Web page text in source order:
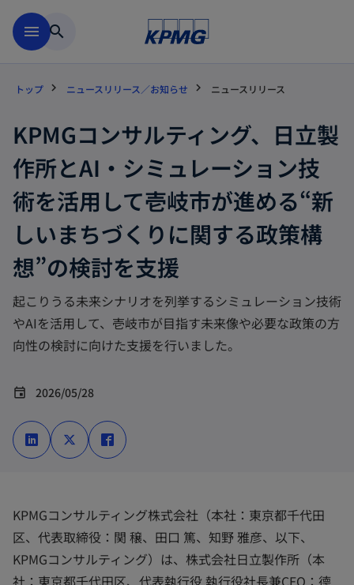
menu search
トップ ニュースリリース／お知らせ ニュースリリース
KPMGコンサルティング、日立製
作所とAI・シミュレーション技
術を活用して壱岐市が進める“新
しいまちづくりに関する政策構
想”の検討を支援
起こりうる未来シナリオを列挙するシミュレーション技術
やAIを活用して、壱岐市が目指す未来像や必要な政策の方
向性の検討に向けた支援を行いました。
event 2026/05/28
新
し
い
タ
新
し
い
タ
し
い
KPMGコンサルティング株式会社（本社：東京都千代田
区、代表取締役：関 穣、田口 篤、知野 雅彦、以下、
KPMGコンサルティング）は、株式会社日立製作所（本